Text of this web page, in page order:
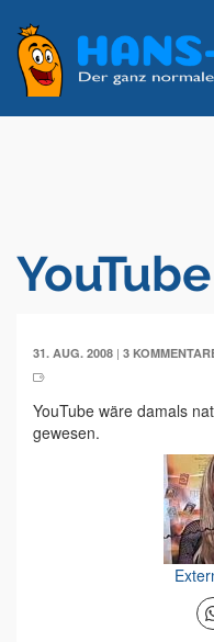
31. AUG. 2008 | 3
YouTube wäre damals
gewesen.